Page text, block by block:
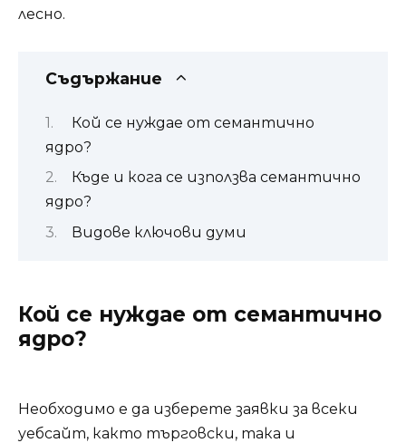
лесно.
Съдържание
Кой се нуждае от семантично
ядро?
Къде и кога се използва семантично
ядро?
Видове ключови думи
Кой се нуждае от семантично
ядро?
Необходимо е да изберете заявки за всеки
уебсайт, както търговски, така и